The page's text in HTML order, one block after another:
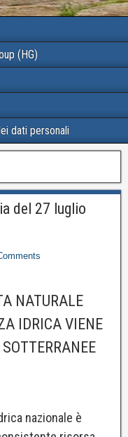
(HG)
dati personali
del 27 luglio
NATURALE
IDRICA VIENE
nazionale è